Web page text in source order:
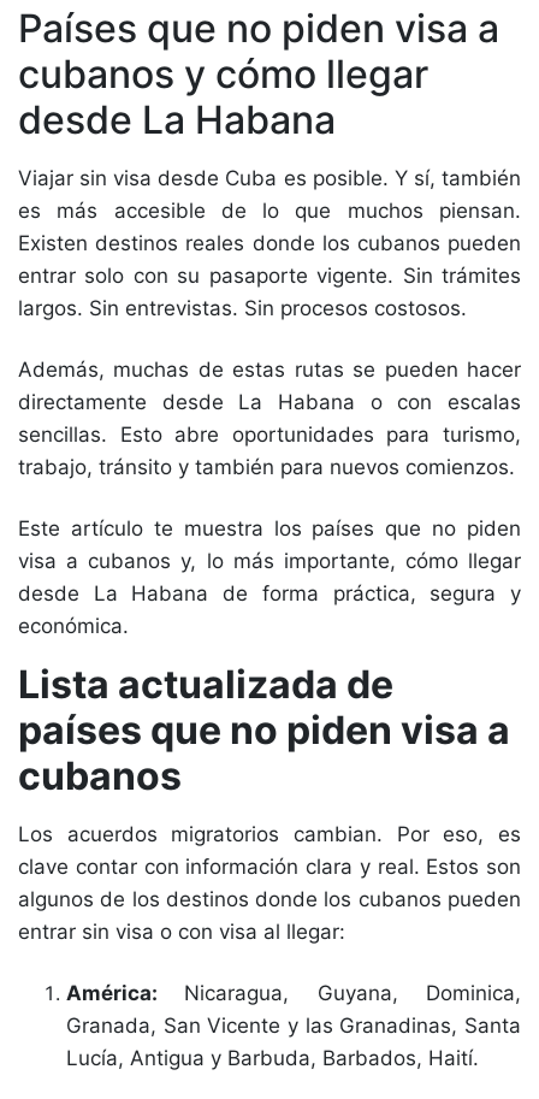
Países que no piden visa a
cubanos y cómo llegar
desde La Habana
Viajar sin visa desde Cuba es posible. Y sí, también
es más accesible de lo que muchos piensan.
Existen destinos reales donde los cubanos pueden
entrar solo con su pasaporte vigente. Sin trámites
largos. Sin entrevistas. Sin procesos costosos.
Además, muchas de estas rutas se pueden hacer
directamente desde La Habana o con escalas
sencillas. Esto abre oportunidades para turismo,
trabajo, tránsito y también para nuevos comienzos.
Este artículo te muestra los países que no piden
visa a cubanos y, lo más importante, cómo llegar
desde La Habana de forma práctica, segura y
económica.
Lista actualizada de
países que no piden visa a
cubanos
Los acuerdos migratorios cambian. Por eso, es
clave contar con información clara y real. Estos son
algunos de los destinos donde los cubanos pueden
entrar sin visa o con visa al llegar:
América: Nicaragua, Guyana, Dominica,
Granada, San Vicente y las Granadinas, Santa
Lucía, Antigua y Barbuda, Barbados, Haití.